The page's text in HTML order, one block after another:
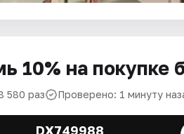
10% на покупке
580 раз Проверено: 1 минуту
DX749988